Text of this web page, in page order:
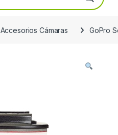
Accesorios Cámaras GoPro